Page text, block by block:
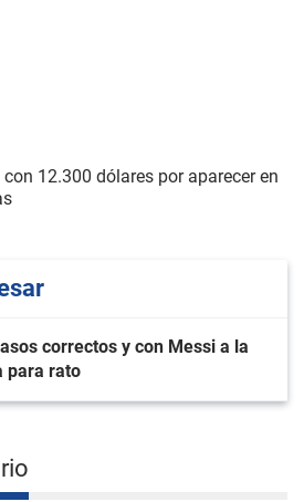
12.300 dólares por aparecer en
correctos y con Messi a la
para rato